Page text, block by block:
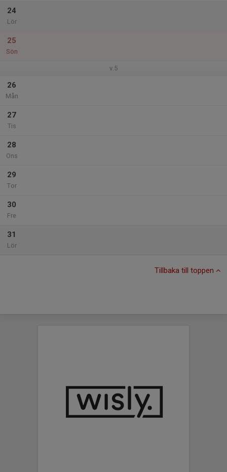
24
Lör
25
Sön
v.5
26
Mån
27
Tis
28
Ons
29
Tor
30
Fre
31
Lör
Tillbaka till toppen